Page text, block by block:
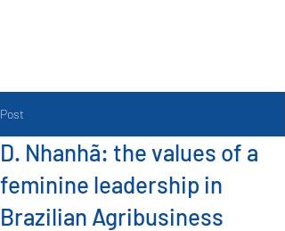
Post
D. Nhanhã: the values of a
feminine leadership in
Brazilian Agribusiness